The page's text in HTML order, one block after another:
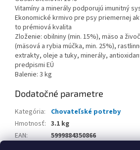
Vitamíny a minerály podporujú imunitný
Ekonomické krmivo pre psy priemernej
to prémiová kvalita
Zloženie: obilniny (min. 15%), mäso a
(mäsová a rybia múčka, min. 25%),
extrakty, oleje a tuky, minerály,
predpismi EÚ
Balenie: 3 kg
Dodatočné parametre
Kategória:
Chovateľské potreby
Hmotnosť: 3.1 kg
EAN:
5999884350866